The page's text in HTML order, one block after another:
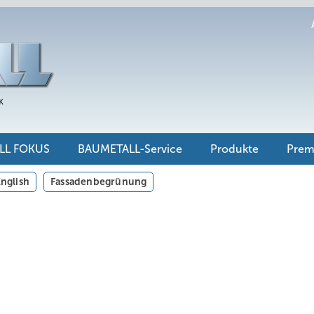
FOKUS BAUMETALL-Service Produkte
Fassadenbegrünung